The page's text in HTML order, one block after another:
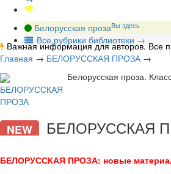
Белорусская прозаВы здесь
Все рубрики библиотеки →
Важная информация для авторов. Все
Главная → БЕЛОРУССКАЯ ПРОЗА→
Белорусская проза.
NEW БЕЛОРУССКАЯ
БЕЛОРУССКАЯ ПРОЗА: новые